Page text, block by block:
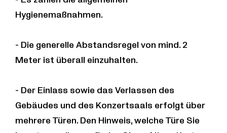
Der Soldat / / Soldaten.
Der Spielmann / Spillemanden.
Hugo Wolf (1860 – 1903)
Der verzweifelte Liebhaber (1889), aus
Abendbilder (1877), nach Nikolaus Lenau
Eichendorff-Lieder
Hygienemaßnahmen.
- Die generelle Abstandsregel von mind. 2
Meter ist überall einzuhalten.
- Der Einlass sowie das Verlassen des
Gebäudes und des Konzertsaals erfolgt über
mehrere Türen. Den Hinweis, welche Türe Sie